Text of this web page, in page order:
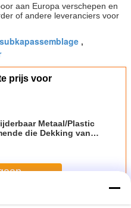
H6b-sf-1l-mcv-
2PG16
H6b-sfh-1l-
2M25
19300060291
H6b-sfh-1l-M32
2M32
aan Europa verschepen en
of andere leveranciers voor
,
prijs voor
Metaal/Plastic
die Dekking van